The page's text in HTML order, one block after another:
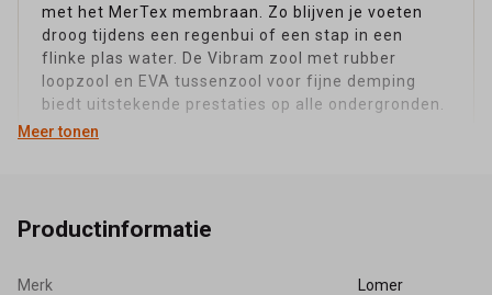
met het MerTex membraan. Zo blijven je voeten
droog tijdens een regenbui of een stap in een
flinke plas water. De Vibram zool met rubber
loopzool en EVA tussenzool voor fijne demping
biedt uitstekende prestaties op alle ondergronden.
Meer tonen
Productinformatie
Merk Lomer